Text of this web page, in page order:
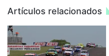
Artículos relacionados